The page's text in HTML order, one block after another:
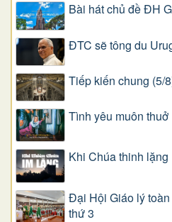
Bài hát chủ đề ĐH
ĐTC sẽ tông du
Tiếp kiến chung (5/
Tình yêu muôn thuở
Khi Chúa thinh lặng
Đại Hội Giáo lý
thứ 3